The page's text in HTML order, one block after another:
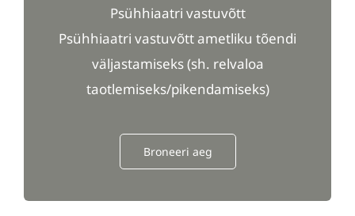
Psühhiaatri vastuvõtt
Psühhiaatri vastuvõtt ametliku tõendi
väljastamiseks (sh. relvaloa
taotlemiseks/pikendamiseks)
Broneeri aeg